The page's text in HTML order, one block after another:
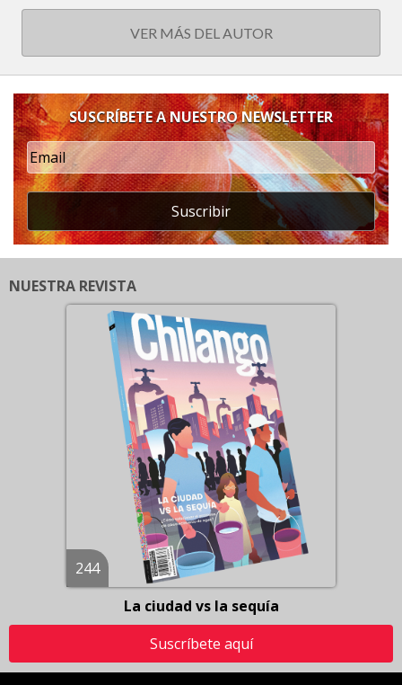
VER MÁS DEL AUTOR
SUSCRÍBETE A NUESTRO NEWSLETTER
Suscribir
NUESTRA REVISTA
244
La ciudad vs la sequía
Suscríbete aquí